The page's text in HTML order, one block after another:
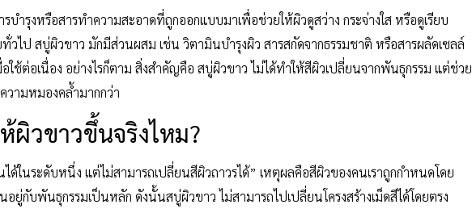
ำรุงหรือสารทำความสะอาดที่ถูกออกแบบมาเพื่อช่วยให้ผิวดูสว่าง กระจ่างใส หรือดูเรียบ
วไป สบู่ผิวขาว มักมีส่วนผสม เช่น วิตามินบำรุงผิว สารสกัดจากธรรมชาติ หรือสารผลัดเซลล์
ช้ต่อเนื่อง อย่างไรก็ตาม สิ่งสำคัญคือ สบู่ผิวขาว ไม่ได้ทำให้สีผิวเปลี่ยนจากพันธุกรรม แต่ช่วย
วามหมองคล้ำมากกว่า
ผิวขาวขึ้นจริงไหม?
ในระดับหนึ่ง แต่ไม่สามารถเปลี่ยนสีผิวถาวรได้” เหตุผลคือสีผิวของคนเราถูกกำหนดโดย
ยู่กับพันธุกรรมเป็นหลัก ดังนั้นสบู่ผิวขาว ไม่สามารถไปเปลี่ยนโครงสร้างเม็ดสีได้โดยตรง